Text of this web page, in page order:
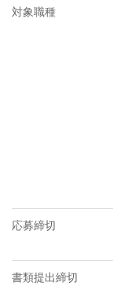
対象職種
応募締切
書類提出締切